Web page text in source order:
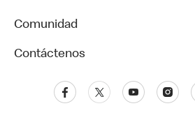
Comunidad
Contáctenos